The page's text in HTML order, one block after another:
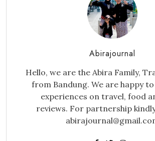
Abirajournal
Hello, we are the Abira Family,
from Bandung. We are happy
experiences on travel, food
reviews. For partnership